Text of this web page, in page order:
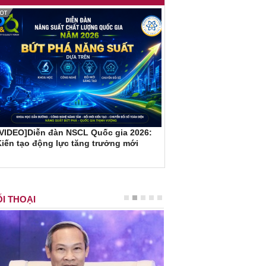
đàn NSCL Quốc gia 2026:
tạo động lực tăng trưởng mới
THOẠI